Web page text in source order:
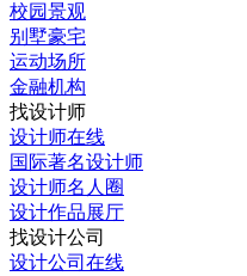
校园景观
别墅豪宅
运动场所
金融机构
找设计师
设计师在线
国际著名设计师
设计师名人圈
设计作品展厅
找设计公司
设计公司在线